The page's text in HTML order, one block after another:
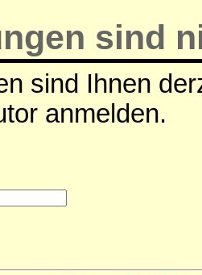
sind
sind Ihnen
anmelden.